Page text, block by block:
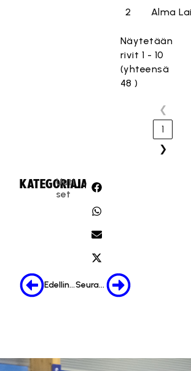
2 Alma
Näytetään
rivit 1 - 10
(yhteensä
48 )
❮
1
❯
KATEGORIA:
Uuti
set
JAA:
Edellinen Seuraava